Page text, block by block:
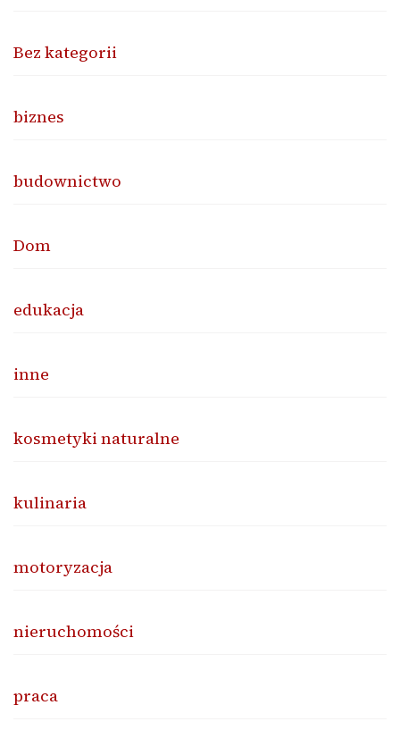
Bez kategorii
biznes
budownictwo
Dom
edukacja
inne
kosmetyki naturalne
kulinaria
motoryzacja
nieruchomości
praca